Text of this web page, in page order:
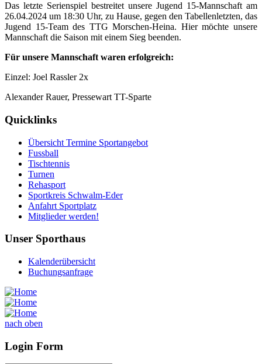
Das letzte Serienspiel bestreitet unsere Jugend 15-Mannschaft am
26.04.2024 um 18:30 Uhr, zu Hause, gegen den Tabellenletzten, das
Jugend 15-Team des TTG Morschen-Heina. Hier möchte unsere
Mannschaft die Saison mit einem Sieg beenden.
Für unsere Mannschaft waren erfolgreich:
Einzel: Joel Rassler 2x
Alexander Rauer, Pressewart TT-Sparte
Quicklinks
Übersicht Termine Sportangebot
Fussball
Tischtennis
Turnen
Rehasport
Sportkreis Schwalm-Eder
Anfahrt Sportplatz
Mitglieder werden!
Unser Sporthaus
Kalenderübersicht
Buchungsanfrage
nach oben
Login Form